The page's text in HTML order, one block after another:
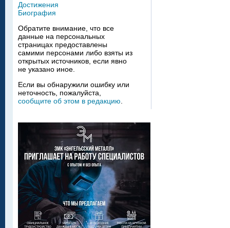
Достижения
Биография
Обратите внимание, что все
данные на персональных
страницах предоставлены
самими персонами либо взяты из
открытых источников, если явно
не указано иное.
Если вы обнаружили ошибку или
неточность, пожалуйста,
сообщите об этом в редакцию.